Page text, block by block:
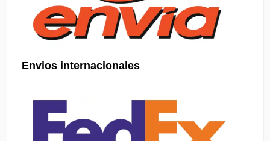
Envios internacionales